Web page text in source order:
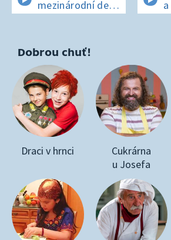
mezinárodní den
t_grů
Dobrou chuť!
Draci v hrnci
Cukrárna
u Josefa